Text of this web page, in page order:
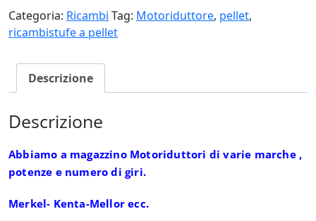
Categoria: Ricambi Tag: Motoriduttore, pellet,
ricambistufe a pellet
Descrizione
Descrizione
Abbiamo a magazzino Motoriduttori di varie marche ,
potenze e numero di giri.
Merkel- Kenta-Mellor ecc.